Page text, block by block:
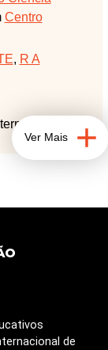
Centro
, R A
Ver Mais
de